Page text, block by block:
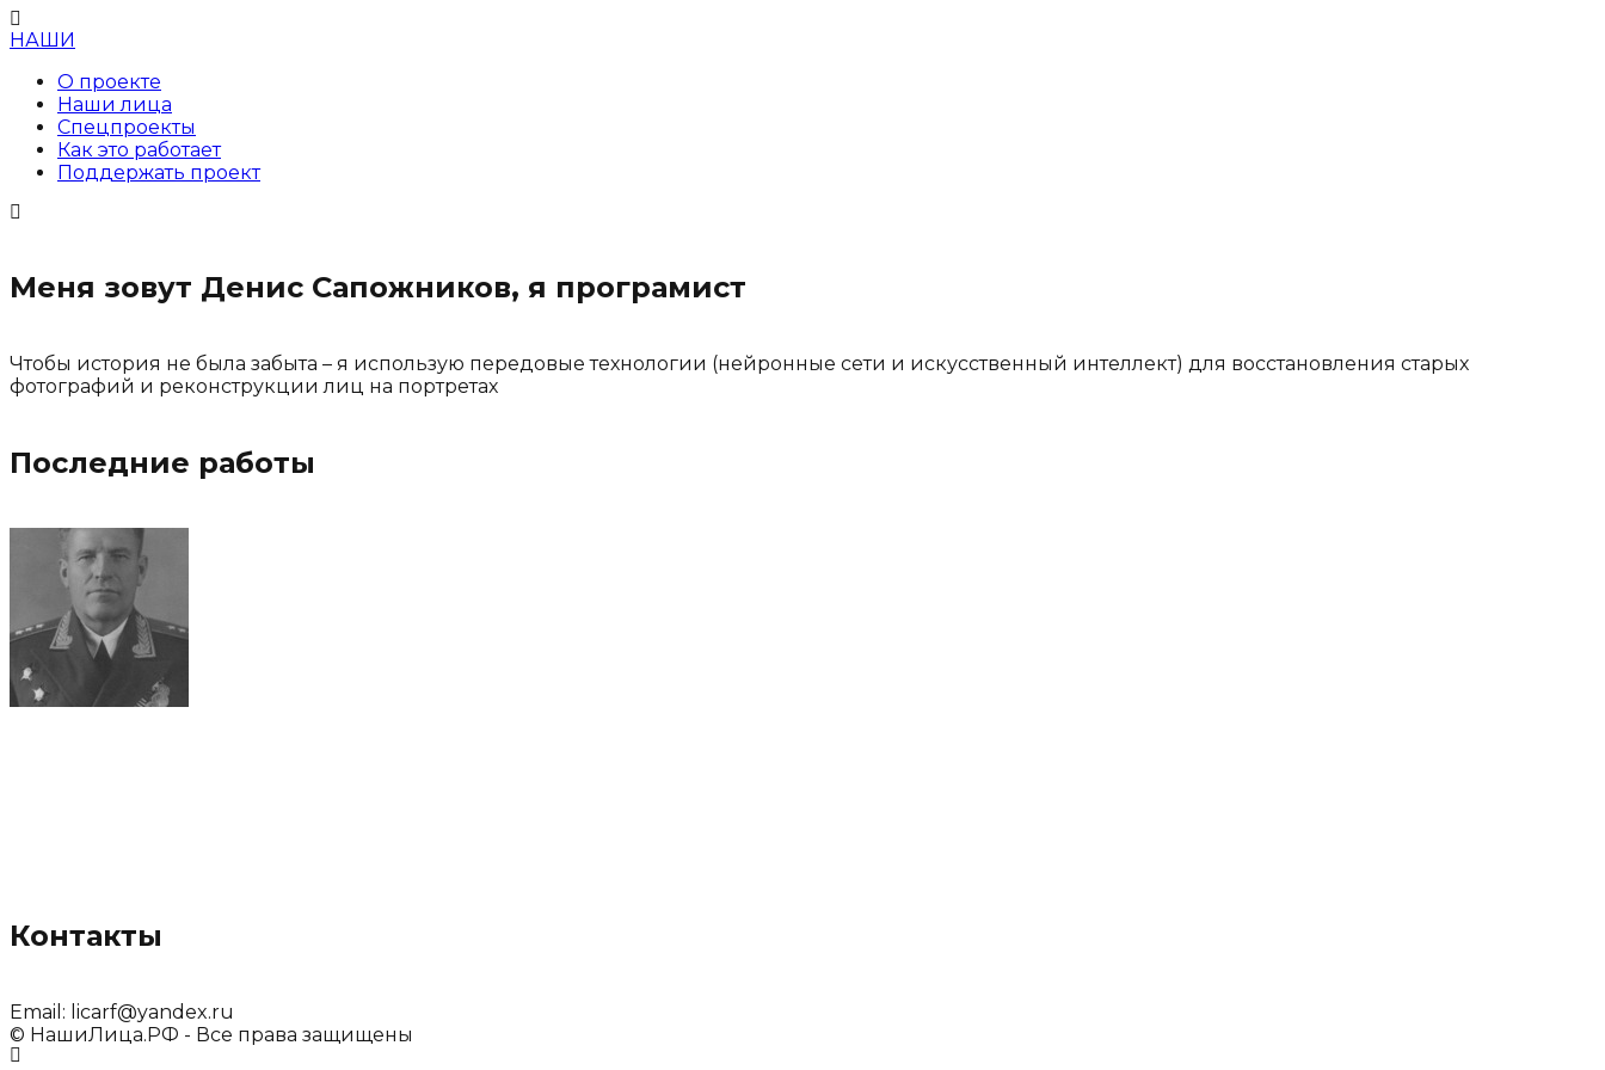
НАШИ
О проекте
Наши лица
Спецпроекты
Как это работает
Поддержать проект
Меня зовут Денис Сапожников, я програмист
Чтобы история не была забыта – я использую передовые технологии (нейронные сети и искусственный интеллект) для восстановления старых
фотографий и реконструкции лиц на портретах
Последние работы
Контакты
Email: licarf@yandex.ru
© НашиЛица.РФ - Все права защищены